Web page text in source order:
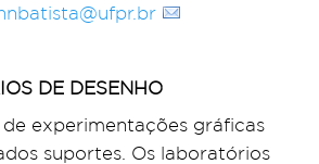
DE DESENHO
experimentações gráficas
suportes. Os laboratórios